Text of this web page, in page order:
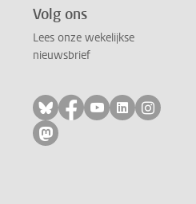
Volg ons
Lees onze wekelijkse
nieuwsbrief
Volg ons op bluesky
Volg ons op
Volg ons op
Volg ons
Volg
Volg ons op mastodon